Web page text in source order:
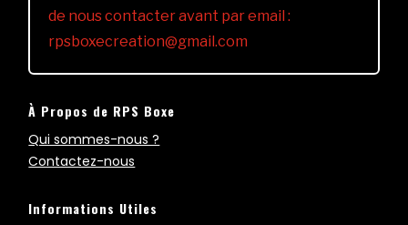
de nous contacter avant par email :
rpsboxecreation@gmail.com
À Propos de RPS Boxe
Qui sommes-nous ?
Contactez-nous
Informations Utiles